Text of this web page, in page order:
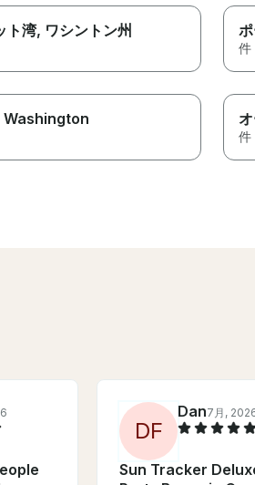
ト湾, ワシントン州
件
Washington
件
DF
Dan7月,
Sun Tracker